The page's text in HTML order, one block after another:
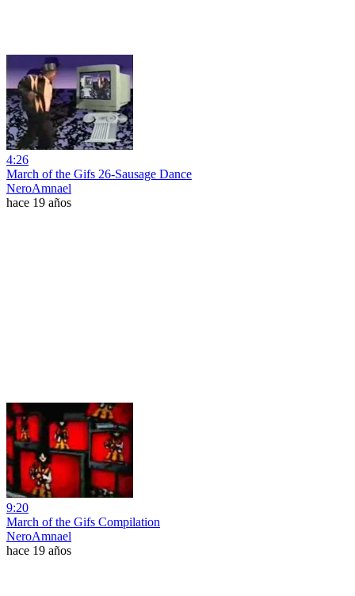
4:26
March of the Gifs 26-Sausage Dance
NeroAmnael
hace 19 años
9:20
March of the Gifs Compilation
NeroAmnael
hace 19 años